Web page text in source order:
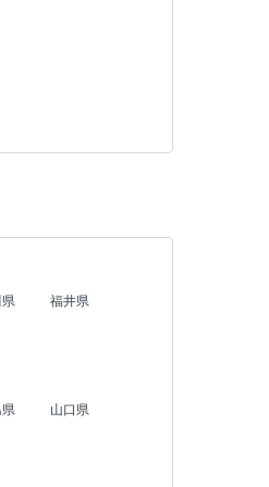
福井県
県 山口県